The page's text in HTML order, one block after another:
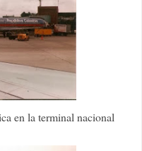
en la terminal nacional